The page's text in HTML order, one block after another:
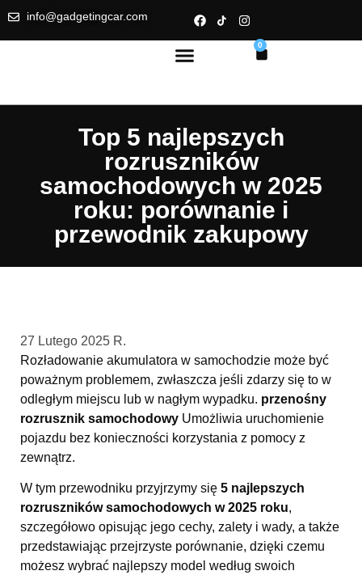
info@gadgetingcar.com
0
Top 5 najlepszych
rozruszników
samochodowych w 2025
roku: porównanie i
przewodnik zakupowy
27 Lutego 2025 R.
Rozładowanie akumulatora w samochodzie może być
poważnym problemem, zwłaszcza jeśli zdarzy się to w
odległym miejscu lub w nagłym wypadku. przenośny
rozrusznik samochodowy Umożliwia uruchomienie
pojazdu bez konieczności korzystania z pomocy z
zewnątrz.
W tym przewodniku przyjrzymy się 5 najlepszych
rozruszników samochodowych w 2025 roku,
szczegółowo opisując jego cechy, zalety i wady, a także
przedstawiając przejrzyste porównanie, dzięki czemu
możesz wybrać najlepszy model według swoich